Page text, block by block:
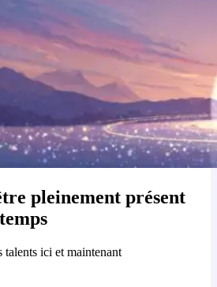
pleinement présent
talents ici et maintenant